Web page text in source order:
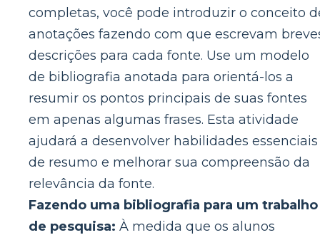
completas, você pode introduzir o conceito
anotações fazendo com que escrevam
descrições para cada fonte. Use um modelo
de bibliografia anotada para orientá-los a
resumir os pontos principais de suas fontes
em apenas algumas frases. Esta atividade
ajudará a desenvolver habilidades essenciais
de resumo e melhorar sua compreensão da
relevância da fonte.
Fazendo uma bibliografia para um trabalho
de pesquisa: À medida que os alunos